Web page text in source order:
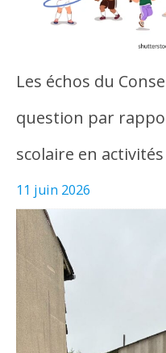
Les échos du
question par
scolaire en
11 juin 2026